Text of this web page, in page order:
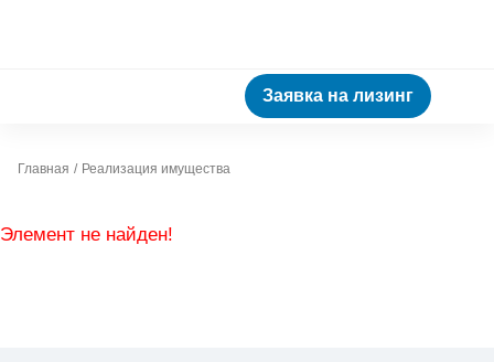
Заявка на лизинг
Главная Реализация имущества
Элемент не найден!